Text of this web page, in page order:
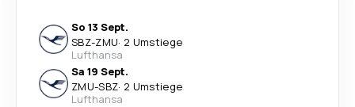
So 13 Sept.
SBZ-ZMU· 2 Umstiege
Lufthansa
Sa 19 Sept.
ZMU-SBZ· 2 Umstiege
Lufthansa